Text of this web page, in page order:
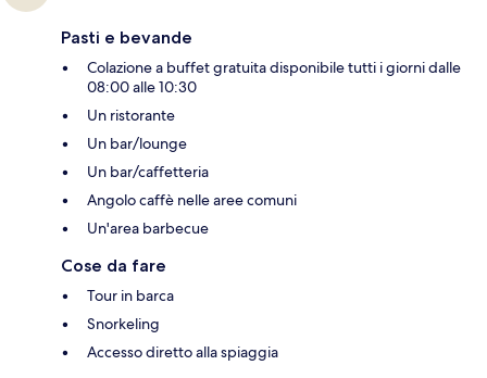
Pasti e bevande
Colazione a buffet gratuita disponibile tutti i giorni dalle
08:00 alle 10:30
Un ristorante
Un bar/lounge
Un bar/caffetteria
Angolo caffè nelle aree comuni
Un'area barbecue
Cose da fare
Tour in barca
Snorkeling
Accesso diretto alla spiaggia